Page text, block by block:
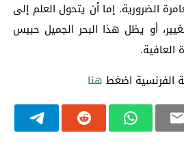
الضرورية. إما أن يتحول العلم إلى
أو يظل هذا البحر الجميل حبيس
العافية.
الفرنسية اضغط هنا